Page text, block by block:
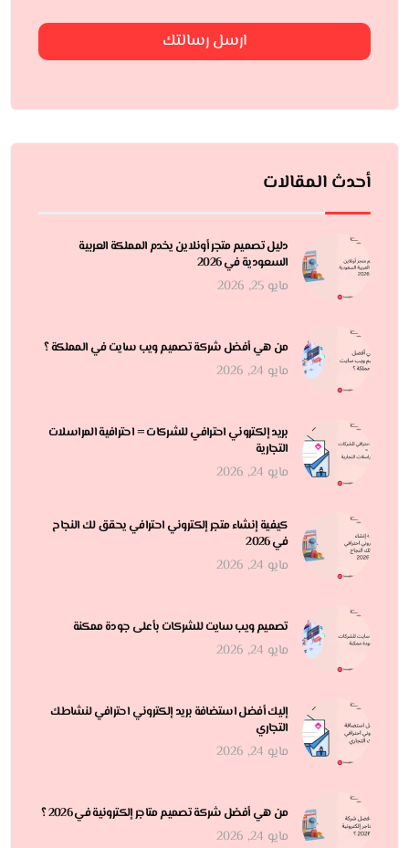
ارسل رسالتك
أحدث المقالات
دليل تصميم متجر أونلاين يخدم المملكة العربية
السعودية في 2026
مايو 25, 2026
من هي أفضل شركة تصميم ويب سايت في المملكة ؟
مايو 24, 2026
بريد إلكتروني احترافي للشركات = احترافية المراسلات
التجارية
مايو 24, 2026
كيفية إنشاء متجر إلكتروني احترافي يحقق لك النجاح
في 2026
مايو 24, 2026
تصميم ويب سايت للشركات بأعلى جودة ممكنة
مايو 24, 2026
إليك أفضل استضافة بريد إلكتروني احترافي لنشاطك
التجاري
مايو 24, 2026
من هي أفضل شركة تصميم متاجر إلكترونية في 2026 ؟
مايو 24, 2026